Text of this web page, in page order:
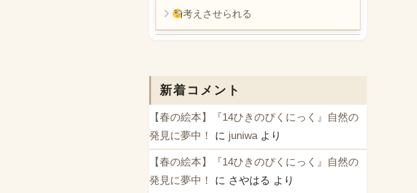
考えさせられる
新着コメント
【春の絵本】『14ひきのぴくにっく』自然の
発見に夢中！
に juniwa より
【春の絵本】『14ひきのぴくにっく』自然の
発見に夢中！
に さやはる より